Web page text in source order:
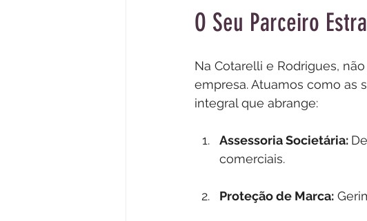
O Seu Parceiro
Na Cotarelli e Rodrigues,
empresa. Atuamos como as
integral que abrange:
Assessoria Societária:
comerciais.
Proteção de Marca: